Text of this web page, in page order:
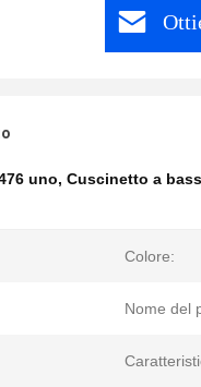
uno, Cuscinetto a
Colore:
Nome del